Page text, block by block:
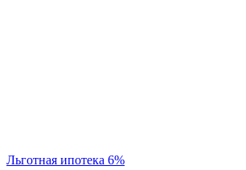
Льготная ипотека 6%